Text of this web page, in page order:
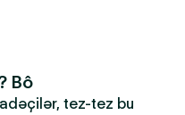
Bô
tez-tez bu